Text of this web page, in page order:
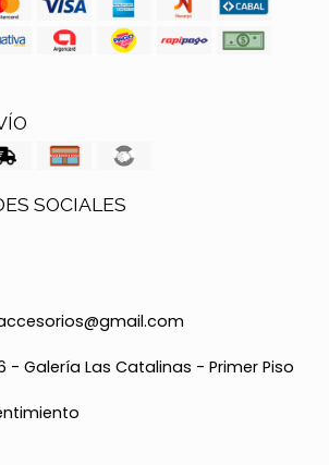
SOCIALES
- Galería Las Catalinas - Primer Piso